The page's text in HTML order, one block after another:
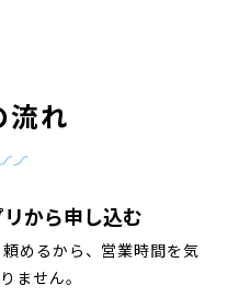
流れ
から申し込む
めるから、営業時間を気
ません。